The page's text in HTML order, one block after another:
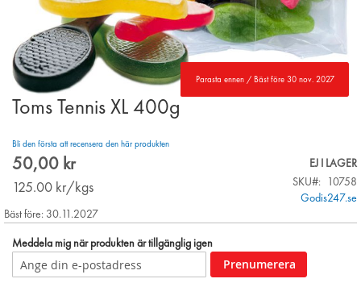
Parasta ennen / Bäst före 30 nov. 2027
Skip
of
the
gallery
Toms Tennis XL 400g
Bli den första att recensera den här produkten
50,00 kr
125.00 kr/kgs
EJ I LAGER
SKU
10758
Godis247.se
Bäst före: 30.11.2027
Meddela mig när produkten är tillgänglig igen
Prenumerera